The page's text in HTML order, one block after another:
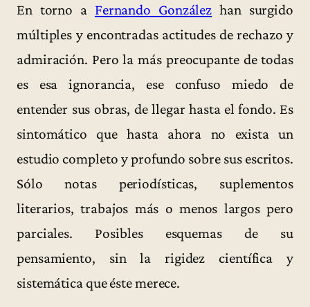
En torno a Fernando González han surgido
múltiples y encontradas actitudes de rechazo y
admiración. Pero la más preocupante de todas
es esa ignorancia, ese confuso miedo de
entender sus obras, de llegar hasta el fondo. Es
sintomático que hasta ahora no exista un
estudio completo y profundo sobre sus escritos.
Sólo notas periodísticas, suplementos
literarios, trabajos más o menos largos pero
parciales. Posibles esquemas de su
pensamiento, sin la rigidez científica y
sistemática que éste merece.